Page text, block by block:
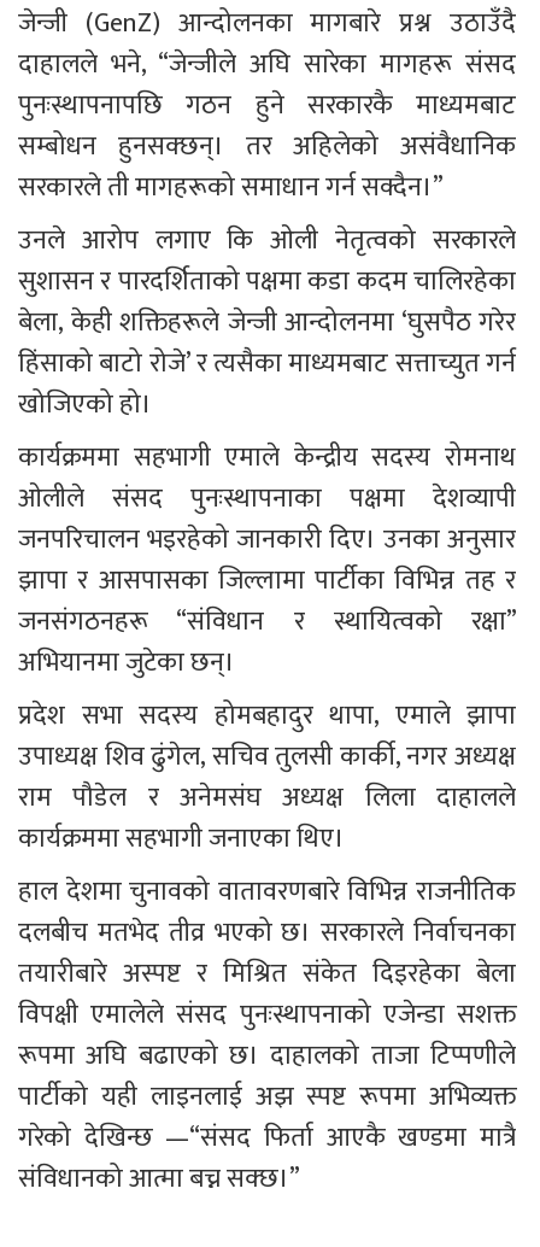
जेन्जी (GenZ) आन्दोलनका मागबारे प्रश्न उठाउँदै
दाहालले भने, “जेन्जीले अघि सारेका मागहरू संसद
पुनःस्थापनापछि गठन हुने सरकारकै माध्यमबाट
सम्बोधन हुनसक्छन्। तर अहिलेको असंवैधानिक
सरकारले ती मागहरूको समाधान गर्न सक्दैन।”
उनले आरोप लगाए कि ओली नेतृत्वको सरकारले
सुशासन र पारदर्शिताको पक्षमा कडा कदम चालिरहेका
बेला, केही शक्तिहरूले जेन्जी आन्दोलनमा ‘घुसपैठ गरेर
हिंसाको बाटो रोजे’ र त्यसैका माध्यमबाट सत्ताच्युत गर्न
खोजिएको हो।
कार्यक्रममा सहभागी एमाले केन्द्रीय सदस्य रोमनाथ
ओलीले संसद पुनःस्थापनाका पक्षमा देशव्यापी
जनपरिचालन भइरहेको जानकारी दिए। उनका अनुसार
झापा र आसपासका जिल्लामा पार्टीका विभिन्न तह र
जनसंगठनहरू “संविधान र स्थायित्वको रक्षा”
अभियानमा जुटेका छन्।
प्रदेश सभा सदस्य होमबहादुर थापा, एमाले झापा
उपाध्यक्ष शिव ढुंगेल, सचिव तुलसी कार्की, नगर अध्यक्ष
राम पौडेल र अनेमसंघ अध्यक्ष लिला दाहालले
कार्यक्रममा सहभागी जनाएका थिए।
हाल देशमा चुनावको वातावरणबारे विभिन्न राजनीतिक
दलबीच मतभेद तीव्र भएको छ। सरकारले निर्वाचनका
तयारीबारे अस्पष्ट र मिश्रित संकेत दिइरहेका बेला
विपक्षी एमालेले संसद पुनःस्थापनाको एजेन्डा सशक्त
रूपमा अघि बढाएको छ। दाहालको ताजा टिप्पणीले
पार्टीको यही लाइनलाई अझ स्पष्ट रूपमा अभिव्यक्त
गरेको देखिन्छ —“संसद फिर्ता आएकै खण्डमा मात्रै
संविधानको आत्मा बच्न सक्छ।”